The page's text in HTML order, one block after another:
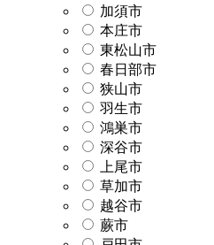
加須市
本庄市
東松山市
春日部市
狭山市
羽生市
鴻巣市
深谷市
上尾市
草加市
越谷市
蕨市